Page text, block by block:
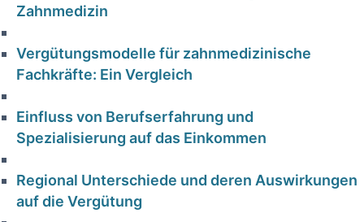
in
der
Risiko
und
erstellt –
die PKV
kürzt |
Zahnmedizin
Vergütungsmodelle für zahnmedizinische
⁣Fachkräfte: ⁢Ein Vergleich
Einfluss ⁢von Berufserfahrung‍ und
Spezialisierung auf das ‍Einkommen
Regional‌ Unterschiede und ⁢deren Auswirkungen
auf die Vergütung